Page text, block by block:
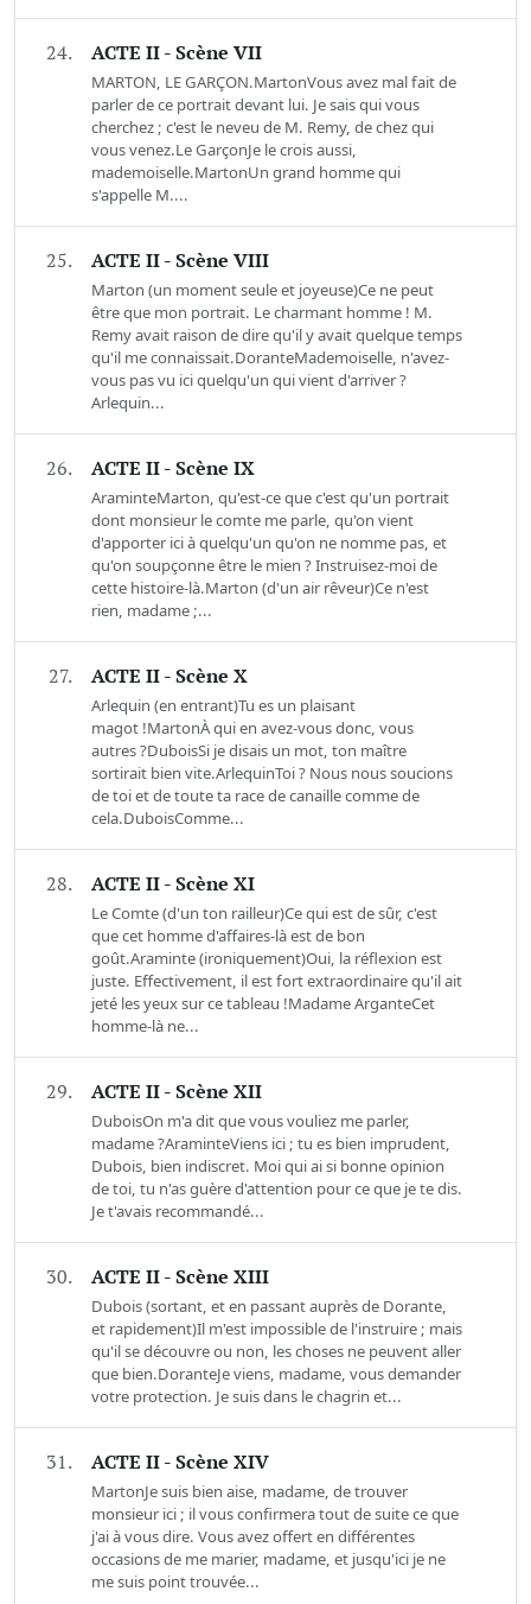
24. ACTE II - Scène VII
MARTON, LE GARÇON.MartonVous avez mal fait de
parler de ce portrait devant lui. Je sais qui vous
cherchez ; c'est le neveu de M. Remy, de chez qui
vous venez.Le GarçonJe le crois aussi,
mademoiselle.MartonUn grand homme qui
s'appelle M....
25. ACTE II - Scène VIII
Marton (un moment seule et joyeuse)Ce ne peut
être que mon portrait. Le charmant homme ! M.
Remy avait raison de dire qu'il y avait quelque temps
qu'il me connaissait.DoranteMademoiselle, n'avez-
vous pas vu ici quelqu'un qui vient d'arriver ?
Arlequin...
26. ACTE II - Scène IX
AraminteMarton, qu'est-ce que c'est qu'un portrait
dont monsieur le comte me parle, qu'on vient
d'apporter ici à quelqu'un qu'on ne nomme pas, et
qu'on soupçonne être le mien ? Instruisez-moi de
cette histoire-là.Marton (d'un air rêveur)Ce n'est
rien, madame ;...
27. ACTE II - Scène X
Arlequin (en entrant)Tu es un plaisant
magot !MartonÀ qui en avez-vous donc, vous
autres ?DuboisSi je disais un mot, ton maître
sortirait bien vite.ArlequinToi ? Nous nous soucions
de toi et de toute ta race de canaille comme de
cela.DuboisComme...
28. ACTE II - Scène XI
Le Comte (d'un ton railleur)Ce qui est de sûr, c'est
que cet homme d'affaires-là est de bon
goût.Araminte (ironiquement)Oui, la réflexion est
juste. Effectivement, il est fort extraordinaire qu'il ait
jeté les yeux sur ce tableau !Madame ArganteCet
homme-là ne...
29. ACTE II - Scène XII
DuboisOn m'a dit que vous vouliez me parler,
madame ?AraminteViens ici ; tu es bien imprudent,
Dubois, bien indiscret. Moi qui ai si bonne opinion
de toi, tu n'as guère d'attention pour ce que je te dis.
Je t'avais recommandé...
30. ACTE II - Scène XIII
Dubois (sortant, et en passant auprès de Dorante,
et rapidement)Il m'est impossible de l'instruire ; mais
qu'il se découvre ou non, les choses ne peuvent aller
que bien.DoranteJe viens, madame, vous demander
votre protection. Je suis dans le chagrin et...
31. ACTE II - Scène XIV
MartonJe suis bien aise, madame, de trouver
monsieur ici ; il vous confirmera tout de suite ce que
j'ai à vous dire. Vous avez offert en différentes
occasions de me marier, madame, et jusqu'ici je ne
me suis point trouvée...